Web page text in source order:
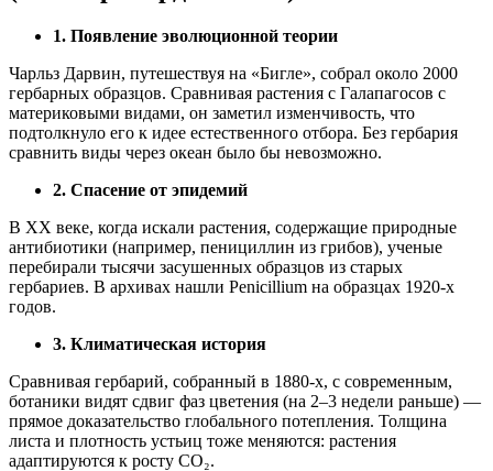
1. Появление эволюционной теории
Чарльз Дарвин, путешествуя на «Бигле», собрал около 2000
гербарных образцов. Сравнивая растения с Галапагосов с
материковыми видами, он заметил изменчивость, что
подтолкнуло его к идее естественного отбора. Без гербария
сравнить виды через океан было бы невозможно.
2. Спасение от эпидемий
В XX веке, когда искали растения, содержащие природные
антибиотики (например, пенициллин из грибов), ученые
перебирали тысячи засушенных образцов из старых
гербариев. В архивах нашли Penicillium на образцах 1920-х
годов.
3. Климатическая история
Сравнивая гербарий, собранный в 1880-х, с современным,
ботаники видят сдвиг фаз цветения (на 2–3 недели раньше) —
прямое доказательство глобального потепления. Толщина
листа и плотность устьиц тоже меняются: растения
адаптируются к росту CO₂.